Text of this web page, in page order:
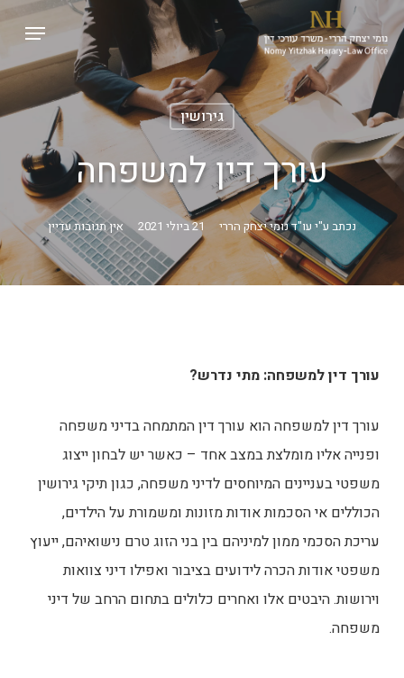
Menu
גירושין
עורך דין למשפחה
נכתב ע"יעו"ד נומי יצחק הררי 21 ביולי 2021 אין תגובות עדיין
עורך דין למשפחה: מתי נדרש?
עורך דין למשפחה הוא עורך דין המתמחה בדיני משפחה
ופנייה אליו מומלצת במצב אחד – כאשר יש לבחון ייצוג
משפטי בעניינים המיוחסים לדיני משפחה, כגון תיקי גירושין
הכוללים אי הסכמות אודות מזונות ומשמורת על הילדים,
עריכת הסכמי ממון למיניהם בין בני הזוג טרם נישואיהם, ייעוץ
משפטי אודות הכרה לידועים בציבור ואפילו דיני צוואות
וירושות. היבטים אלו ואחרים כלולים בתחום הרחב של דיני
משפחה.
Close
Menu